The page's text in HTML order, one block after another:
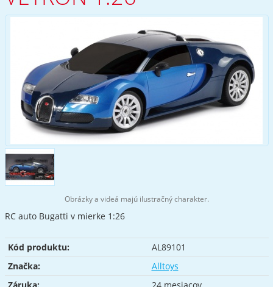
Obrázky a videá majú ilustračný charakter.
RC auto Bugatti v mierke 1:26
Kód produktu:
AL89101
Značka:
Alltoys